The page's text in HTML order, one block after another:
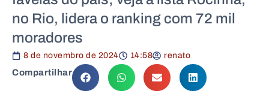
no Rio, lidera o ranking com 72 mil
moradores
8 de novembro de 2024 14:58 renato
Compartilhar